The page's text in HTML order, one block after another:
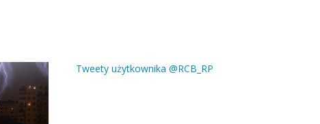
Tweety użytkownika @RCB_RP